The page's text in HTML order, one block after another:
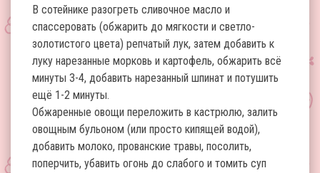
В сотейнике разогреть сливочное масло и
спассеровать (обжарить до мягкости и светло-
золотистого цвета) репчатый лук, затем добавить к
луку нарезанные морковь и картофель, обжарить всё
минуты 3-4, добавить нарезанный шпинат и потушить
ещё 1-2 минуты.
Обжаренные овощи переложить в кастрюлю, залить
овощным бульоном (или просто кипящей водой),
добавить молоко, прованские травы, посолить,
поперчить, убавить огонь до слабого и томить суп